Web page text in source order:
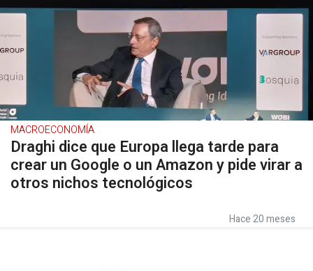
MACROECONOMÍA
Draghi dice que Europa llega tarde para
crear un Google o un Amazon y pide virar a
otros nichos tecnológicos
Hace 20 meses